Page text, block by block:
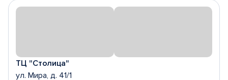
ТЦ "Столица"
ул. Мира, д. 41/1